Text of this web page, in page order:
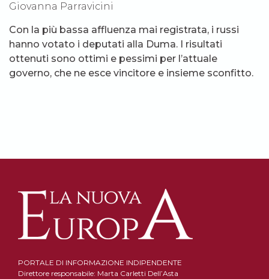
Giovanna Parravicini
Con la più bassa affluenza mai registrata, i russi
hanno votato i deputati alla Duma. I risultati
ottenuti sono ottimi e pessimi per l’attuale
governo, che ne esce vincitore e insieme sconfitto.
PORTALE DI INFORMAZIONE INDIPENDENTE
Direttore responsabile: Marta Carletti Dell’Asta